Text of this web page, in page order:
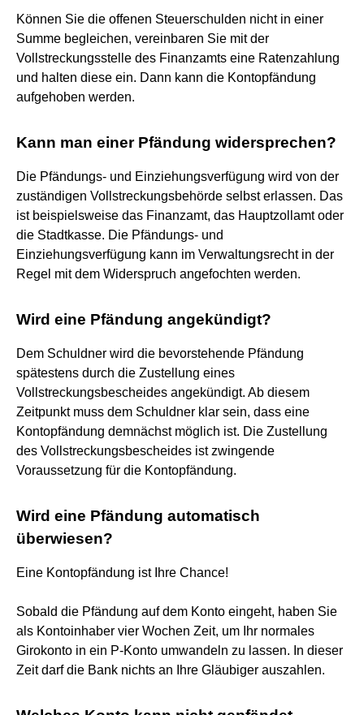
Können Sie die offenen Steuerschulden nicht in einer
Summe begleichen, vereinbaren Sie mit der
Vollstreckungsstelle des Finanzamts eine Ratenzahlung
und halten diese ein. Dann kann die Kontopfändung
aufgehoben werden.
Kann man einer Pfändung widersprechen?
Die Pfändungs- und Einziehungsverfügung wird von der
zuständigen Vollstreckungsbehörde selbst erlassen. Das
ist beispielsweise das Finanzamt, das Hauptzollamt oder
die Stadtkasse. Die Pfändungs- und
Einziehungsverfügung kann im Verwaltungsrecht in der
Regel mit dem Widerspruch angefochten werden.
Wird eine Pfändung angekündigt?
Dem Schuldner wird die bevorstehende Pfändung
spätestens durch die Zustellung eines
Vollstreckungsbescheides angekündigt. Ab diesem
Zeitpunkt muss dem Schuldner klar sein, dass eine
Kontopfändung demnächst möglich ist. Die Zustellung
des Vollstreckungsbescheides ist zwingende
Voraussetzung für die Kontopfändung.
Wird eine Pfändung automatisch
überwiesen?
Eine Kontopfändung ist Ihre Chance!
Sobald die Pfändung auf dem Konto eingeht, haben Sie
als Kontoinhaber vier Wochen Zeit, um Ihr normales
Girokonto in ein P-Konto umwandeln zu lassen. In dieser
Zeit darf die Bank nichts an Ihre Gläubiger auszahlen.